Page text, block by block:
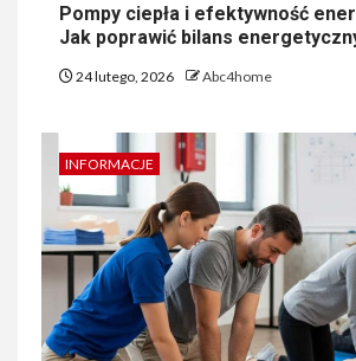
Pompy ciepła i efektywność
Jak poprawić bilans
24 lutego, 2026 Abc4home
INFORMACJE